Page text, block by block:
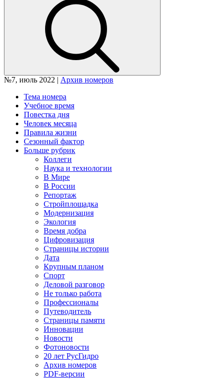
№7, июль 2022 | Архив номеров
Тема номера
Учебное время
Повестка дня
Человек месяца
Правила жизни
Сезонный фактор
Больше рубрик
Коллеги
Наука и технологии
В Мире
В России
Репортаж
Стройплощадка
Модернизация
Экология
Время добра
Цифровизация
Страницы истории
Дата
Крупным планом
Спорт
Деловой разговор
Не только работа
Профессионалы
Путеводитель
Страницы памяти
Инновации
Новости
Фотоновости
20 лет РусГидро
Архив номеров
PDF-версии